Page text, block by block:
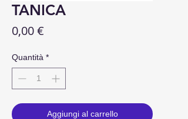
TANICA
0,00 €
Quantità *
Aggiungi al carrello